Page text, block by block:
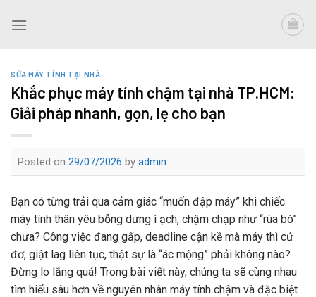
SỬA MÁY TÍNH TẠI NHÀ
Khắc phục máy tính chậm tại nhà TP.HCM:
Giải pháp nhanh, gọn, lẹ cho bạn
Posted on 29/07/2026 by admin
Bạn có từng trải qua cảm giác “muốn đập máy” khi chiếc
máy tính thân yêu bỗng dưng ì ạch, chậm chạp như “rùa bò”
chưa? Công việc đang gấp, deadline cận kề mà máy thì cứ
đơ, giật lag liên tục, thật sự là “ác mộng” phải không nào?
Đừng lo lắng quá! Trong bài viết này, chúng ta sẽ cùng nhau
tìm hiểu sâu hơn về nguyên nhân máy tính chậm và đặc biệt